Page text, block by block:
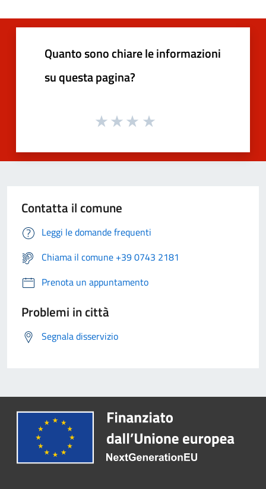
Quanto sono chiare le informazioni
su questa pagina?
Contatta il comune
Leggi le domande frequenti
Chiama il comune +39 0743 2181
Prenota un appuntamento
Problemi in città
Segnala disservizio